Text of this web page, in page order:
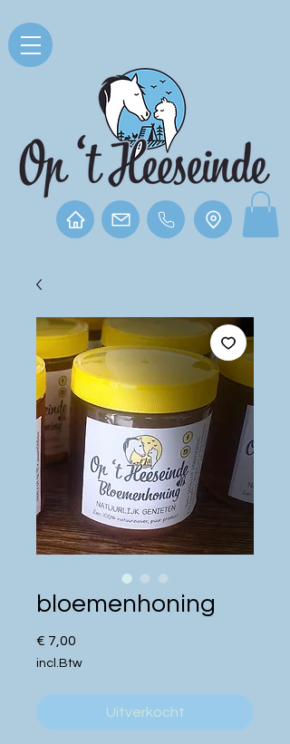
bloemenhoning
€ 7,00
incl.Btw
Uitverkocht